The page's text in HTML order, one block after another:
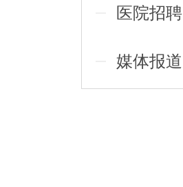
医院招聘
媒体报道